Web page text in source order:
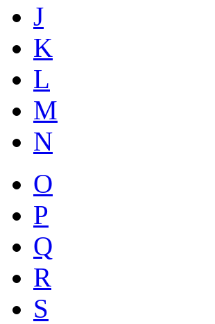
J
K
L
M
N
O
P
Q
R
S